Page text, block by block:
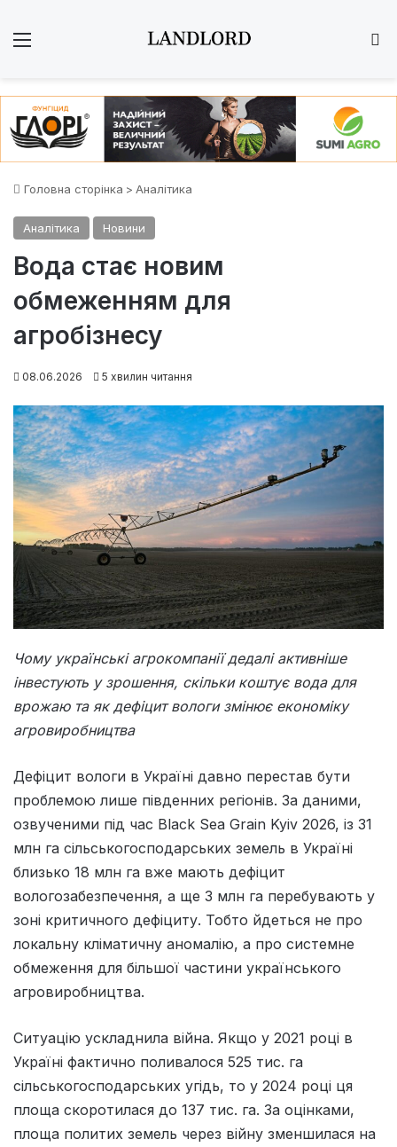
Головна сторінка > Аналітика
Аналітика Новини
Вода стає новим
обмеженням для
агробізнесу
08.06.2026 5 хвилин читання
Чому українські агрокомпанії дедалі активніше
інвестують у зрошення, скільки коштує вода для
врожаю та як дефіцит вологи змінює економіку
агровиробництва
Дефіцит вологи в Україні давно перестав бути
проблемою лише південних регіонів. За даними,
озвученими під час Black Sea Grain Kyiv 2026, із 31
млн га сільськогосподарських земель в Україні
близько 18 млн га вже мають дефіцит
вологозабезпечення, а ще 3 млн га перебувають у
зоні критичного дефіциту. Тобто йдеться не про
локальну кліматичну аномалію, а про системне
обмеження для більшої частини українського
агровиробництва.
Ситуацію ускладнила війна. Якщо у 2021 році в
Україні фактично поливалося 525 тис. га
сільськогосподарських угідь, то у 2024 році ця
площа скоротилася до 137 тис. га. За оцінками,
площа политих земель через війну зменшилася на